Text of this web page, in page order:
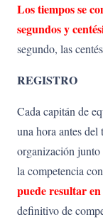
Los tiempos se
segundos y
segundo, las
REGISTRO
Cada capitán de
una hora antes
organización junto
la competencia
puede resultar
definitivo de